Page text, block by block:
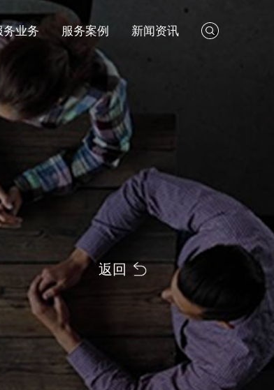
务业务 服务案例 新闻资讯
返回